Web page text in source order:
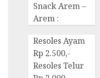
Snack Arem –
Arem :
Resoles Ayam
Rp 2.500,-
Resoles Telur